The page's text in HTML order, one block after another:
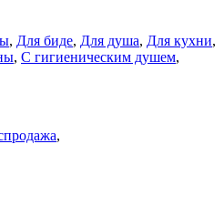
, Для биде, Для душа, Для кухни,
, C гигиеническим душем,
,